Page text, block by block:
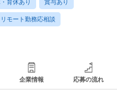
育休あり 賞与あり
リモート勤務応相談
企業情報 応募の流れ